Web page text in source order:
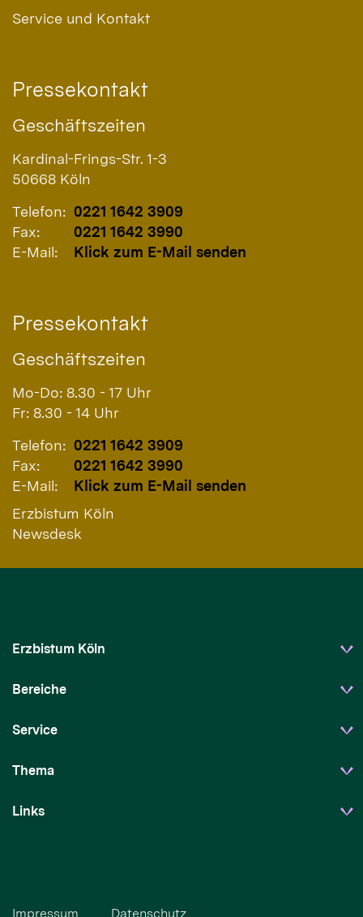
Service und Kontakt
Pressekontakt
Geschäftszeiten
Kardinal-Frings-Str. 1-3
50668 Köln
Telefon: 0221 1642 3909
Fax:
0221 1642 3990
E-Mail:
Klick zum E-Mail senden
Pressekontakt
Geschäftszeiten
Mo-Do: 8.30 - 17 Uhr
Fr: 8.30 - 14 Uhr
Telefon: 0221 1642 3909
Fax:
0221 1642 3990
E-Mail:
Klick zum E-Mail senden
Erzbistum Köln
Newsdesk
Erzbistum Köln
Bereiche
Service
Thema
Links
Impressum Datenschutz